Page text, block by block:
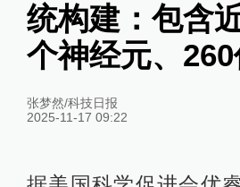
统构建：包含
个神经元、
张梦然/科技日报
2025-11-17 09:22